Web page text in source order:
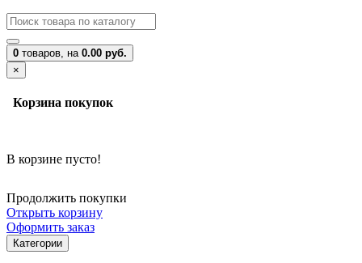
0 товаров, на 0.00 руб.
×
Корзина покупок
В корзине пусто!
Продолжить покупки
Открыть корзину
Оформить заказ
Категории